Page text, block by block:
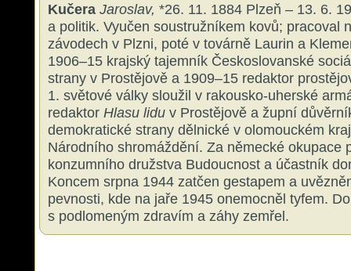
Kučera Jaroslav, *26. 11. 1884 Plzeň – 13. 6.
a politik. Vyučen soustružníkem kovů; pracoval
závodech v Plzni, poté v továrně Laurin a
1906–15 krajský tajemník Českoslovanské
strany v Prostějově a 1909–15 redaktor
1. světové války sloužil v rakousko-uherské
redaktor Hlasu lidu v Prostějově a župní
demokratické strany dělnické v olomouckém
Národního shromáždění. Za německé okupace
konzumního družstva Budoucnost a účastník
Koncem srpna 1944 zatčen gestapem a
pevnosti, kde na jaře 1945 onemocněl tyfem.
s podlomeným zdravím a záhy zemřel.